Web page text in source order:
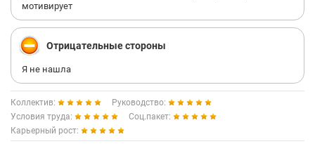
мотивирует
Отрицательные стороны
Я не нашла
Коллектив:
Руководство:
Условия труда:
Соц.пакет:
Карьерный рост: